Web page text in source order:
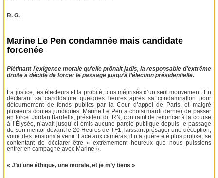
R. G.
Marine Le Pen condamnée mais candidate
forcenée
Piétinant l’exigence morale qu’elle prônait jadis, la responsable d’extrême
droite a décidé de forcer le passage jusqu’à l’élection présidentielle.
La justice, les électeurs et la probité, tous méprisés d’un seul mouvement. En
déclarant sa candidature quelques heures après sa condamnation pour
détournement de fonds publics par la Cour d’appel de Paris, et malgré
plusieurs doutes juridiques, Marine Le Pen a choisi mardi dernier de passer
en force. Jordan Bardella, président du RN, contraint de renoncer à la course
à l’Élysée, n’avait jusqu’ici émis aucune parole publique depuis le passage
de son mentor devant le 20 Heures de TF1, laissant présager une déception,
voire des tensions à venir. Face aux caméras, il n’a guère été plus prolixe, se
contentant de déclarer être « extrêmement heureux que nous puissions
entrer en campagne avec Marine ».
« J’ai une éthique, une morale, et je m’y tiens »